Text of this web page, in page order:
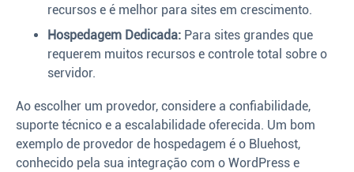
recursos e é melhor para sites em crescimento.
Hospedagem Dedicada: Para sites grandes que
requerem muitos recursos e controle total sobre o
servidor.
Ao escolher um provedor, considere a confiabilidade,
suporte técnico e a escalabilidade oferecida. Um bom
exemplo de provedor de hospedagem é o Bluehost,
conhecido pela sua integração com o WordPress e